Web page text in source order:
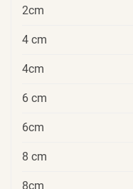
2cm
4 cm
4cm
6 cm
6cm
8 cm
8cm